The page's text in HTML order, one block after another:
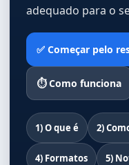
adequado para o
✅ Começar pelo
⏱️ Como funciona
1) O que é 2)
4) Formatos 5)